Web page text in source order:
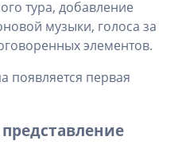
тура, добавление
музыки, голоса за
элементов.
появляется первая